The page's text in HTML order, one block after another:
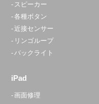
スピーカー
各種ボタン
近接センサー
リンゴループ
バックライト
iPad
画面修理